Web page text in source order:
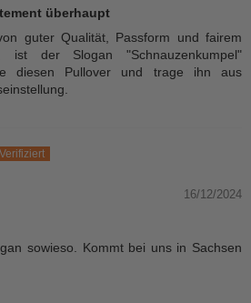
überhaupt
guter Qualität, Passform und fairem
ist der Slogan "Schnauzenkumpel"
diesen Pullover und trage ihn aus
16/12/2024
sowieso. Kommt bei uns in Sachsen